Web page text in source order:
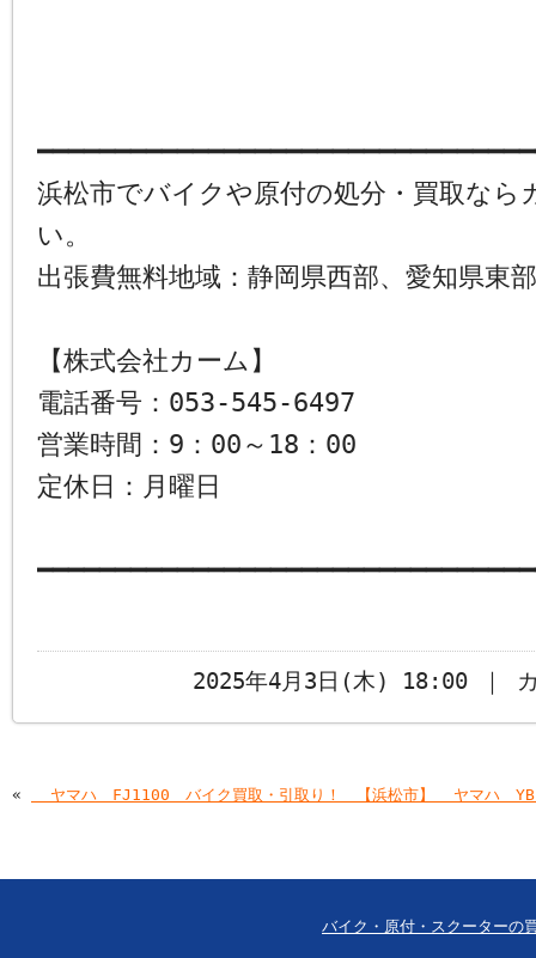
浜松市でバイクや原付の処分・買取なら
い。
出張費無料地域：静岡県西部、愛知県東部
【株式会社カーム】
電話番号：053-545-6497
営業時間：9：00～18：00
定休日：月曜日
2025年4月3日(木) 18:00 ｜ カ
« ￼￼ヤマハ FJ1100 バイク買取・引取り！ 【浜松市】 ￼￼ヤマハ
バイク・原付・スクーターの